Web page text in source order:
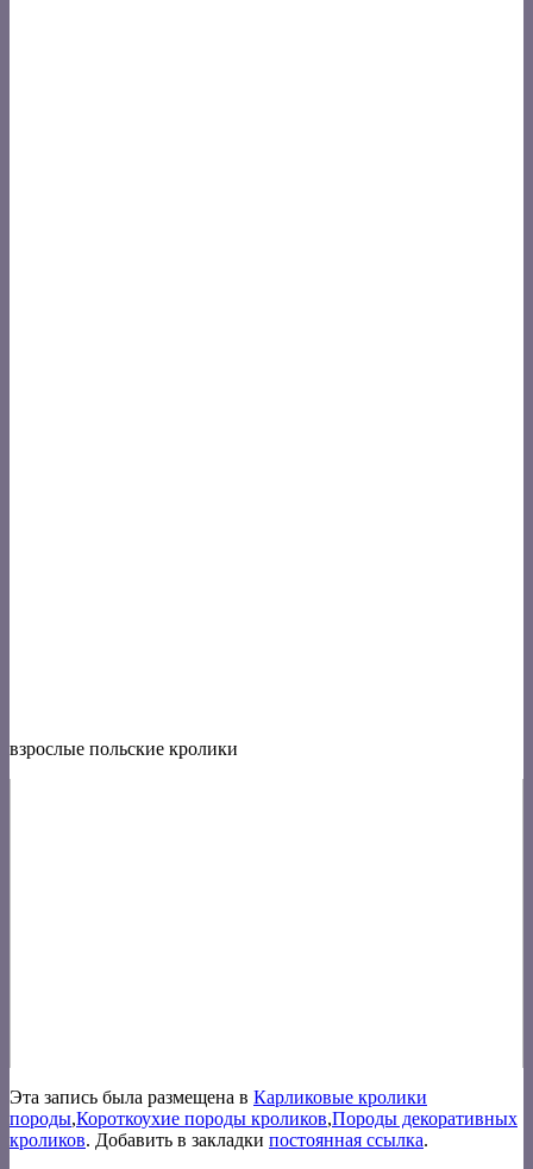
взрослые польские кролики
Эта запись была размещена в Карликовые кролики
породы,Короткоухие породы кроликов,Породы декоративных
кроликов. Добавить в закладки постоянная ссылка.